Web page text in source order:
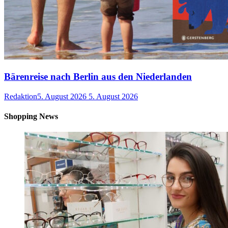
Bärenreise nach Berlin aus den Niederlanden
Redaktion5. August 2026 5. August 2026
Shopping News